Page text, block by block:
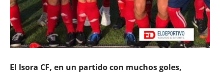
El Isora CF, en un partido con muchos goles,